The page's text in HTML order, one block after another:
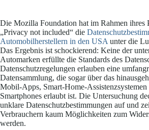
Die Mozilla Foundation hat im Rahmen ihres
„Privacy not included“ die
Automobilherstellern in den USA unter die
Das Ergebnis ist schockierend: Keine der
Automarken erfüllte die Standards des
Datenschutzregelungen erlauben eine
Datensammlung, die sogar über das
Mobil-Apps, Smart-Home-Assistenzsystemen
Smartphones erlaubt ist. Die Untersuchung
unklare Datenschutzbestimmungen auf und
Verbrauchern kaum Möglichkeiten zum
werden.